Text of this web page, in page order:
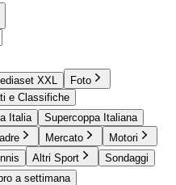
XXL
Foto
e Classifiche
Italia
Supercoppa Italiana
Mercato
Motori
Altri Sport
Sondaggi
a settimana